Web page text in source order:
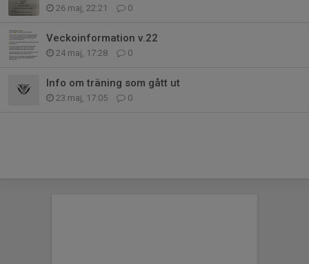
26 maj, 22:21 0
Veckoinformation v.22
24 maj, 17:28 0
Info om träning som gått ut
23 maj, 17:05 0